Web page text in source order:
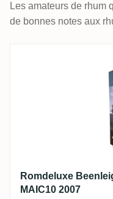
Les amateurs de rhum
de bonnes notes aux
Romdeluxe
Romdeluxe
MAIC10 2007